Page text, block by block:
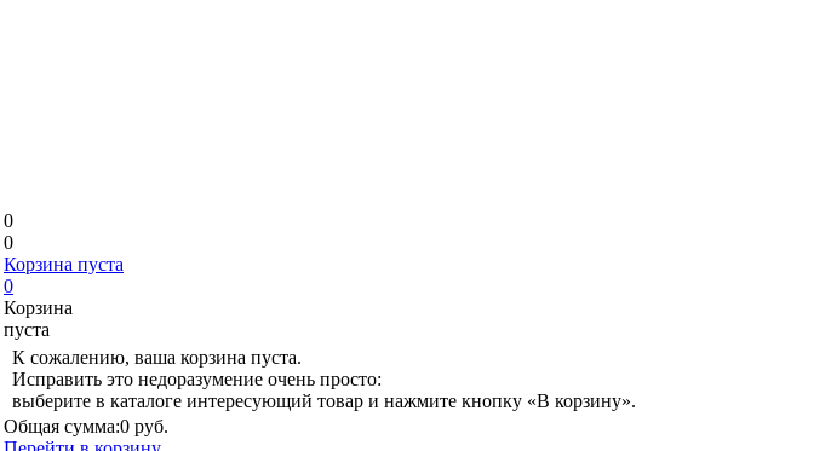
0
0
Корзина пуста
0
Корзина
пуста
К сожалению, ваша корзина пуста.
Исправить это недоразумение очень просто:
выберите в каталоге интересующий товар и нажмите кнопку «В корзину».
Общая сумма:0 руб.